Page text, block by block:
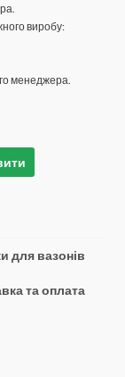
виробу:
менеджера.
для вазонів
та оплата